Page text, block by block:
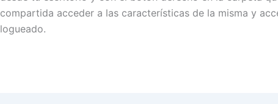
compartida acceder a las características de la misma y
logueado.